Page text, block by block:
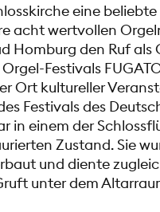
eine
acht wertvollen
Homburg den Ruf als
Festivals
Ort kultureller
Festivals des
in einem der
Zustand. Sie
und diente
unter dem